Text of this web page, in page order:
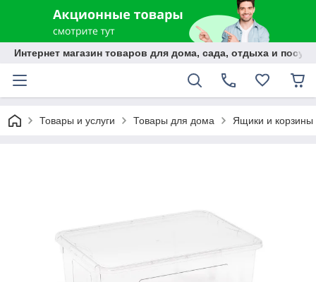
Интернет магазин товаров для дома, сада, отдыха и
Товары и услуги Товары для дома Ящики и корзины